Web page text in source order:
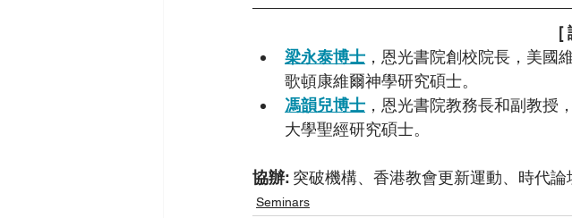
[
梁永泰博士 ，恩光書院創校院長，美國
歌頓康維爾神學研究碩士。
馮韻兒博士 ，恩光書院教務長和副教授
大學聖經研究碩士。
協辦: 突破機構、香港教會更新運動、時代
Seminars